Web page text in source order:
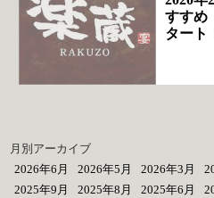
すすめ
タート
月別アーカイブ
2026年6月
2026年5月 2026年3月
2025年9月
2025年8月 2025年6月